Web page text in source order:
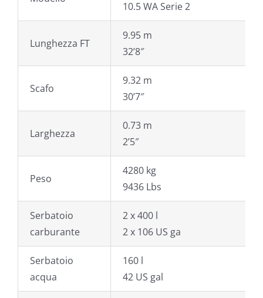
10.5 WA Serie 2
Lunghezza FT
9.95 m
32’8″
Scafo
9.32 m
30’7″
Larghezza
0.73 m
2’5″
Peso
4280 kg
9436 Lbs
Serbatoio
carburante
2 x 400 l
2 x 106 US ga
Serbatoio
acqua
160 l
42 US gal